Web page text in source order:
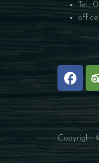
Tel.:
Copyright